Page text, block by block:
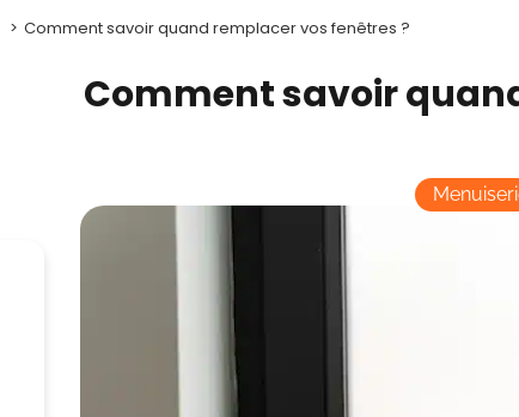
Comment savoir quand remplacer vos fenêtres ?
Comment savoir